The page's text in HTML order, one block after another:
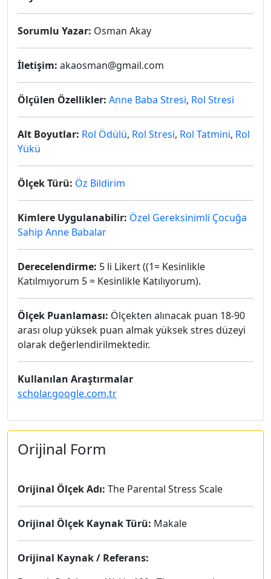
Sorumlu Yazar: Osman Akay
İletişim: akaosman@gmail.com
Ölçülen Özellikler: Anne Baba Stresi, Rol Stresi
Alt Boyutlar: Rol Ödülü, Rol Stresi, Rol Tatmini, Rol
Yükü
Ölçek Türü: Öz Bildirim
Kimlere Uygulanabilir: Özel Gereksinimli Çocuğa
Sahip Anne Babalar
Derecelendirme: 5 li Likert ((1= Kesinlikle
Katılmıyorum 5 = Kesinlikle Katılıyorum).
Ölçek Puanlaması: Ölçekten alınacak puan 18-90
arası olup yüksek puan almak yüksek stres düzeyi
olarak değerlendirilmektedir.
Kullanılan Araştırmalar
scholar.google.com.tr
Orijinal Form
Orijinal Ölçek Adı: The Parental Stress Scale
Orijinal Ölçek Kaynak Türü: Makale
Orijinal Kaynak / Referans: